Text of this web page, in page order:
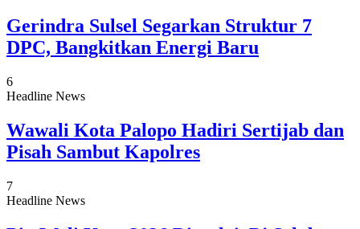
Gerindra Sulsel Segarkan Struktur 7
DPC, Bangkitkan Energi Baru
6
Headline News
Wawali Kota Palopo Hadiri Sertijab dan
Pisah Sambut Kapolres
7
Headline News